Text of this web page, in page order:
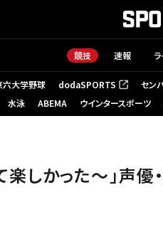
競技 速報
六大学野球 dodaSPORTS
（新しいタブで開く） セン
水泳 ABEMA ウインタースポーツ
しかった〜」声優